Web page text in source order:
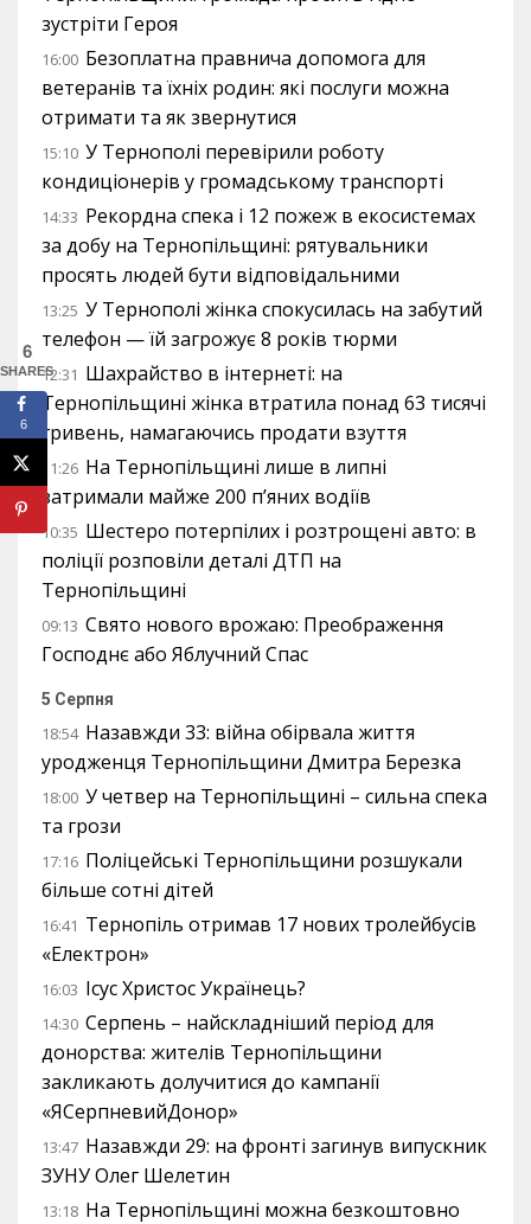
зустріти Героя
16:00 Безоплатна правнича допомога для
ветеранів та їхніх родин: які послуги можна
отримати та як звернутися
15:10 У Тернополі перевірили роботу
кондиціонерів у громадському транспорті
14:33 Рекордна спека і 12 пожеж в екосистемах
за добу на Тернопільщині: рятувальники
просять людей бути відповідальними
13:25 У Тернополі жінка спокусилась на забутий
телефон — їй загрожує 8 років тюрми
12:31 Шахрайство в інтернеті: на
Тернопільщині жінка втратила понад 63 тисячі
гривень, намагаючись продати взуття
11:26 На Тернопільщині лише в липні
затримали майже 200 п’яних водіїв
10:35 Шестеро потерпілих і розтрощені авто: в
поліції розповіли деталі ДТП на
Тернопільщині
09:13 Свято нового врожаю: Преображення
Господнє або Яблучний Спас
5 Серпня
18:54 Назавжди 33: війна обірвала життя
уродженця Тернопільщини Дмитра Березка
18:00 У четвер на Тернопільщині – сильна спека
та грози
17:16 Поліцейські Тернопільщини розшукали
більше сотні дітей
16:41 Тернопіль отримав 17 нових тролейбусів
«Електрон»
16:03 Ісус Христос Українець?
14:30 Серпень – найскладніший період для
донорства: жителів Тернопільщини
закликають долучитися до кампанії
«ЯСерпневийДонор»
13:47 Назавжди 29: на фронті загинув випускник
ЗУНУ Олег Шелетин
13:18 На Тернопільщині можна безкоштовно
6
SHARES
6